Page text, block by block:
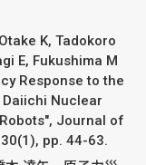
K, Tadokoro
E, Fukushima M
Response to the
Nuclear
Journal of
pp. 44-63.